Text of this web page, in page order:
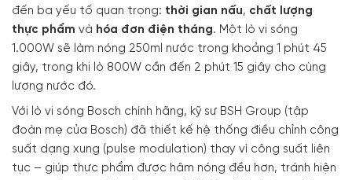
đến ba yếu tố quan trọng: thời gian nấu, chất lượng
thực phẩm và hóa đơn điện tháng. Một lò vi sóng
1.000W sẽ làm nóng 250ml nước trong khoảng 1 phút 45
giây, trong khi lò 800W cần đến 2 phút 15 giây cho cùng
lượng nước đó.
Với lò vi sóng Bosch chính hãng, kỹ sư BSH Group (tập
đoàn mẹ của Bosch) đã thiết kế hệ thống điều chỉnh công
suất dạng xung (pulse modulation) thay vì công suất liên
tục – giúp thực phẩm được hâm nóng đều hơn, tránh hiện